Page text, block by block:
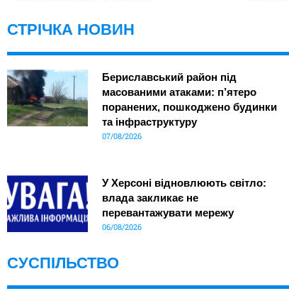
СТРІЧКА НОВИН
Бериславський район під
масованими атаками: п’ятеро
поранених, пошкоджено будинки
та інфраструктуру
07/08/2026
У Херсоні відновлюють світло:
влада закликає не
перевантажувати мережу
06/08/2026
СУСПІЛЬСТВО